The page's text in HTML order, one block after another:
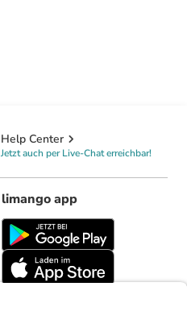
Help Center
Jetzt auch per Live-Chat erreichbar!
limango app